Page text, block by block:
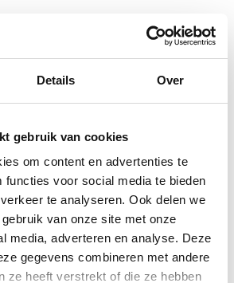
Details Over
gebruik van cookies
om content en advertenties te
functies voor social media te bieden
te analyseren. Ook delen we
van onze site met onze
media, adverteren en analyse. Deze
gegevens combineren met andere
ze heeft verstrekt of die ze hebben
pour bouteilles de vin - Brillant
de matière